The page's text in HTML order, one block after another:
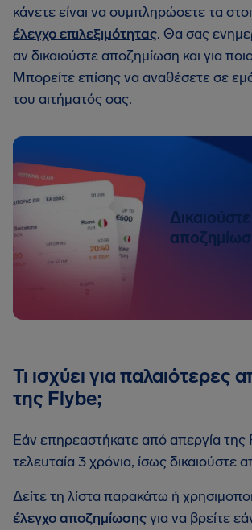
κάνετε είναι να συμπληρώσετε τα
έλεγχο επιλεξιμότητας. Θα σας
αν δικαιούστε αποζημίωση και για
Μπορείτε επίσης να αναθέσετε σε
του αιτήματός σας.
Δικαιούστε
Τι ισχύει για παλαιότερες
της Flybe;
Εάν επηρεαστήκατε από απεργία της
τελευταία 3 χρόνια, ίσως δικαιούστε
Δείτε τη λίστα παρακάτω ή
έλεγχο αποζημίωσηςγια να βρείτε